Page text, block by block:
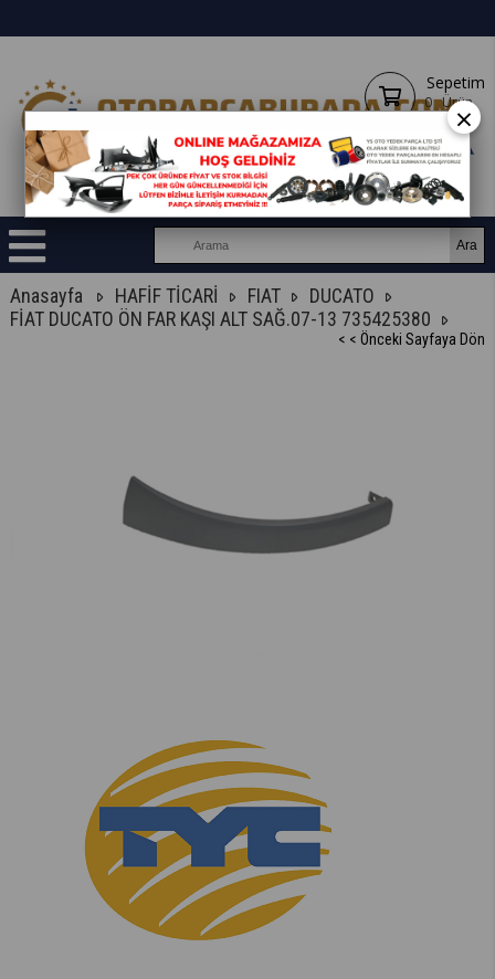
Sepetim
0 Ürün
Anasayfa HAFİF TİCARİ FIAT
DUCATO
FİAT DUCATO ÖN FAR KAŞI ALT SAĞ.07-13 735425380
< < Önceki Sayfaya Dön
×